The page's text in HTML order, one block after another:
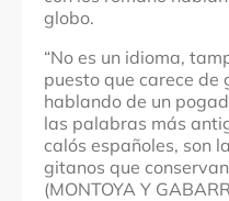
globo.
“No es un idioma,
puesto que carece
hablando de un
las palabras más
calós españoles, son
gitanos que
(MONTOYA Y